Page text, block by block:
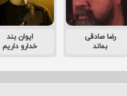
رضا صادقی
بماند
ایوان بند
خدارو داریم